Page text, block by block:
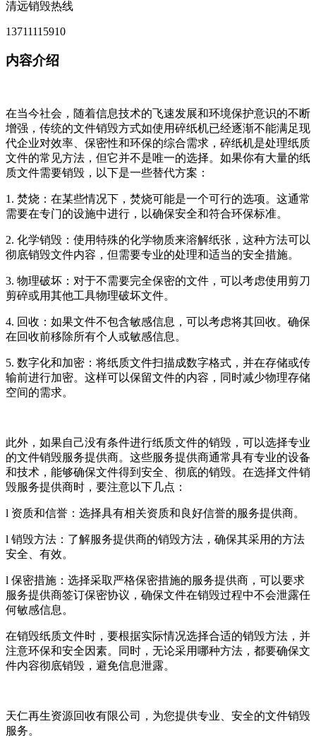
清远销毁热线
13711115910
内容介绍
在当今社会，随着信息技术的飞速发展和环境保护意识的不断
增强，传统的文件销毁方式如使用碎纸机已经逐渐不能满足现
代企业对效率、保密性和环保的综合需求，碎纸机是处理纸质
文件的常见方法，但它并不是唯一的选择。如果你有大量的纸
质文件需要销毁，以下是一些替代方案：
1. 焚烧：在某些情况下，焚烧可能是一个可行的选项。这通常
需要在专门的设施中进行，以确保安全和符合环保标准。
2. 化学销毁：使用特殊的化学物质来溶解纸张，这种方法可以
彻底销毁文件内容，但需要专业的处理和适当的安全措施。
3. 物理破坏：对于不需要完全保密的文件，可以考虑使用剪刀
剪碎或用其他工具物理破坏文件。
4. 回收：如果文件不包含敏感信息，可以考虑将其回收。确保
在回收前移除所有个人或敏感信息。
5. 数字化和加密：将纸质文件扫描成数字格式，并在存储或传
输前进行加密。这样可以保留文件的内容，同时减少物理存储
空间的需求。
此外，如果自己没有条件进行纸质文件的销毁，可以选择专业
的文件销毁服务提供商。这些服务提供商通常具有专业的设备
和技术，能够确保文件得到安全、彻底的销毁。在选择文件销
毁服务提供商时，要注意以下几点：
l 资质和信誉：选择具有相关资质和良好信誉的服务提供商。
l 销毁方法：了解服务提供商的销毁方法，确保其采用的方法
安全、有效。
l 保密措施：选择采取严格保密措施的服务提供商，可以要求
服务提供商签订保密协议，确保文件在销毁过程中不会泄露任
何敏感信息。
在销毁纸质文件时，要根据实际情况选择合适的销毁方法，并
注意环保和安全因素。同时，无论采用哪种方法，都要确保文
件内容彻底销毁，避免信息泄露。
天仁再生资源回收有限公司，为您提供专业、安全的文件销毁
服务。